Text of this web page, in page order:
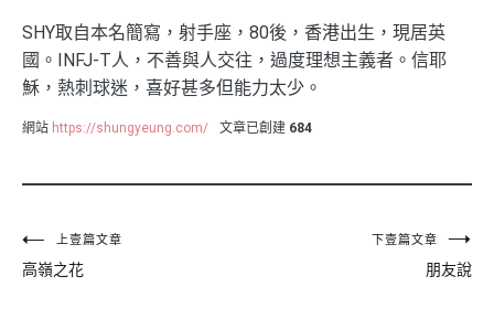
SHY取自本名簡寫，射手座，80後，香港出生，現居英
國。INFJ-T人，不善與人交往，過度理想主義者。信耶
穌，熱刺球迷，喜好甚多但能力太少。
網站 https://shungyeung.com/ 文章已創建 684
文
章
上壹篇文章
高嶺之花
下壹篇文章
朋友說